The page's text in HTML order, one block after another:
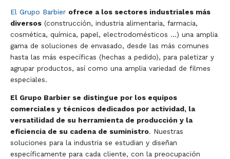
El Grupo Barbier ofrece a los sectores industriales más
diversos (construcción, industria alimentaria, farmacia,
cosmética, química, papel, electrodomésticos …) una amplia
gama de soluciones de envasado, desde las más comunes
hasta las más específicas (hechas a pedido), para paletizar y
agrupar productos, así como una amplia variedad de filmes
especiales.
El Grupo Barbier se distingue por los equipos
comerciales y técnicos dedicados por actividad, la
versatilidad de su herramienta de producción y la
eficiencia de su cadena de suministro. Nuestras
soluciones para la industria se estudian y diseñan
específicamente para cada cliente, con la preocupación